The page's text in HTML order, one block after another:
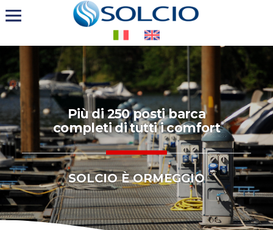
Più di 250 posti barca
completi di tutti i comfort
SOLCIO È ORMEGGIO